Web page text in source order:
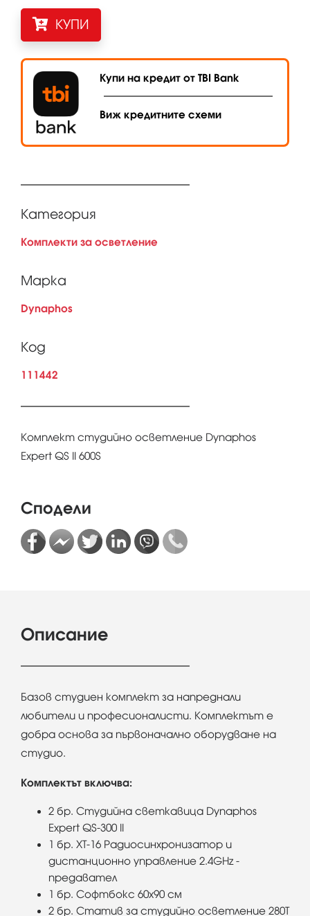
КУПИ
Купи на кредит от TBI Bank
Виж кредитните схеми
Категория
Комплекти за осветление
Марка
Dynaphos
Код
111442
Комплект студийно осветление Dynaphos
Expert QS II 600S
Сподели
Описание
Базов студиен комплект за напреднали
любители и професионалисти. Комплектът е
добра основа за първоначално оборудване на
студио.
Комплектът включва:
2 бр. Студийна светкавица Dynaphos
Expert QS-300 II
1 бр. XT-16 Радиосинхронизатор и
дистанционно управление 2.4GHz -
предавател
1 бр. Софтбокс 60х90 см
2 бр. Статив за студийно осветление 280T